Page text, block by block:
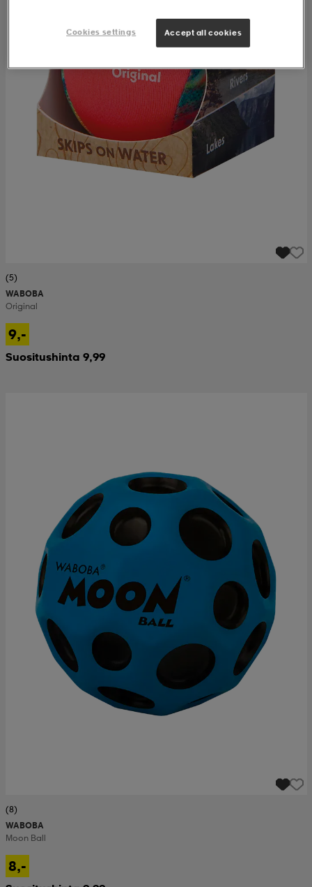
(5)
WABOBA
Original
9,-
Suositushinta 9,99
(8)
WABOBA
Moon Ball
8,-
Cookies settings Accept all cookies